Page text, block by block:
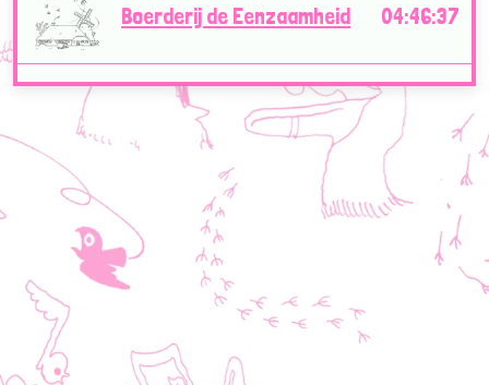
Boerderij de Eenzaamheid 04:46:37